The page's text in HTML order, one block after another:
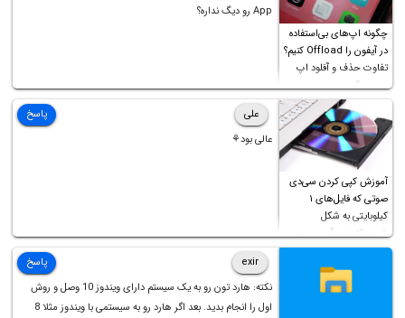
چگونه اپ‌های بی‌استفاده
در آیفون را Offload کنیم؟
تفاوت حذف و آفلود اپ
چیست؟
App رو دیگ نداره؟
آموزش کپی کردن سی‌دی
صوتی که فایل‌های ۱
کیلوبایتی به شکل
شورت‌کات در آن موجود
است!
علی
عالی بود⚘
پاسخ
exir
نکته: هارد تون رو به یک سیستم دارای ویندوز 10 وصل و روش
اول را انجام بدید. بعد اگر هارد رو به سیستمی با ویندوز مثلا 8
پاسخ